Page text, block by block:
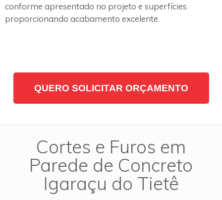
conforme apresentado no projeto e superfícies
proporcionando acabamento excelente.
QUERO SOLICITAR ORÇAMENTO
Cortes e Furos em
Parede de Concreto
Igaraçu do Tietê